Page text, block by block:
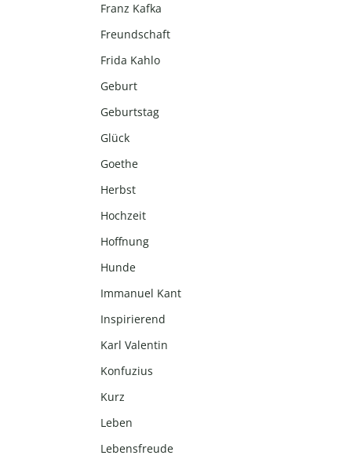
Franz Kafka
Freundschaft
Frida Kahlo
Geburt
Geburtstag
Glück
Goethe
Herbst
Hochzeit
Hoffnung
Hunde
Immanuel Kant
Inspirierend
Karl Valentin
Konfuzius
Kurz
Leben
Lebensfreude